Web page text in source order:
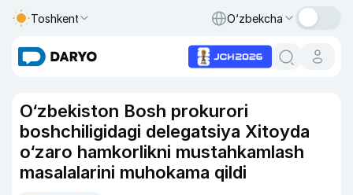
Toshkent O‘zbekcha
O‘zbekiston Bosh prokurori
boshchiligidagi delegatsiya Xitoyda
o‘zaro hamkorlikni mustahkamlash
masalalarini muhokama qildi